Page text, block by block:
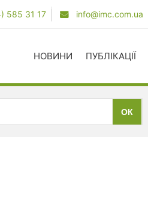
585 31 17 info@imc.com.ua
НОВИНИ ПУБЛІКАЦІЇ